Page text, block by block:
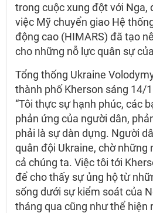
trong cuộc xung đột với Nga,
việc Mỹ chuyển giao Hệ
động cao (HIMARS) đã tạo
cho những nỗ lực quân sự
Tổng thống Ukraine
thành phố Kherson sáng 14/
“Tôi thực sự hạnh phúc, các
phản ứng của người dân,
phải là sự dàn dựng. Người
quân đội Ukraine, chờ những
cả chúng ta. Việc tôi tới
để cho thấy sự ủng hộ từ
sống dưới sự kiểm soát của
tháng qua cũng như thể hiện